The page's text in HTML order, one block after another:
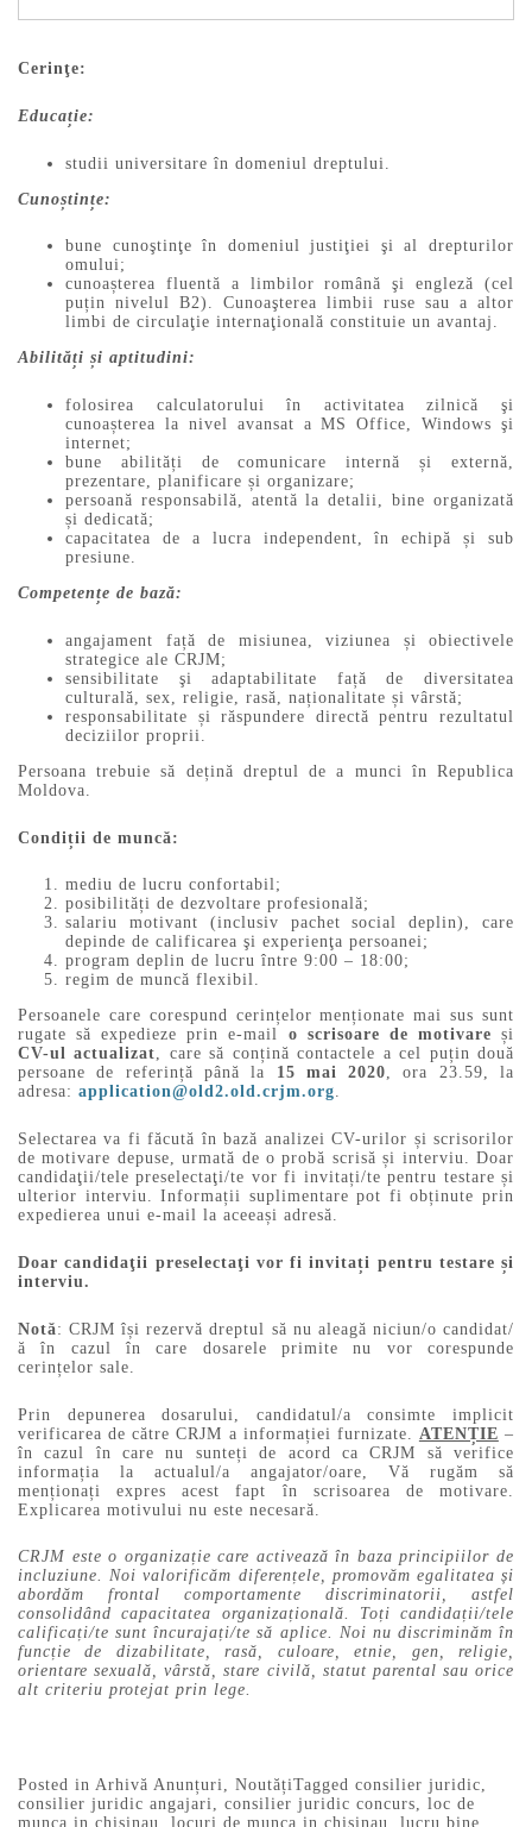
Cerinţe:
Educație:
studii universitare în domeniul dreptului.
Cunoștințe:
bune cunoştinţe în domeniul justiţiei şi al drepturilor
omului;
cunoașterea fluentă a limbilor română şi engleză (cel
puțin nivelul B2). Cunoaşterea limbii ruse sau a altor
limbi de circulaţie internaţională constituie un avantaj.
Abilități și aptitudini:
folosirea calculatorului în activitatea zilnică şi
cunoașterea la nivel avansat a MS Office, Windows şi
internet;
bune abilități de comunicare internă și externă,
prezentare, planificare și organizare;
persoană responsabilă, atentă la detalii, bine organizată
și dedicată;
capacitatea de a lucra independent, în echipă și sub
presiune.
Competențe de bază:
angajament față de misiunea, viziunea și obiectivele
strategice ale CRJM;
sensibilitate şi adaptabilitate față de diversitatea
culturală, sex, religie, rasă, naționalitate și vârstă;
responsabilitate și răspundere directă pentru rezultatul
deciziilor proprii.
Persoana trebuie să dețină dreptul de a munci în Republica
Moldova.
Condiții de muncă:
mediu de lucru confortabil;
posibilități de dezvoltare profesională;
salariu motivant (inclusiv pachet social deplin), care
depinde de calificarea şi experienţa persoanei;
program deplin de lucru între 9:00 – 18:00;
regim de muncă flexibil.
Persoanele care corespund cerințelor menționate mai sus sunt
rugate să expedieze prin e-mail o scrisoare de motivare și
CV-ul actualizat, care să conțină contactele a cel puțin două
persoane de referință până la 15 mai 2020, ora 23.59, la
adresa: application@old2.old.crjm.org.
Selectarea va fi făcută în bază analizei CV-urilor și scrisorilor
de motivare depuse, urmată de o probă scrisă și interviu. Doar
candidaţii/tele preselectaţi/te vor fi invitați/te pentru testare și
ulterior interviu. Informații suplimentare pot fi obținute prin
expedierea unui e-mail la aceeași adresă.
Doar candidaţii preselectaţi vor fi invitați pentru testare și
interviu.
Notă: CRJM își rezervă dreptul să nu aleagă niciun/o candidat/
ă în cazul în care dosarele primite nu vor corespunde
cerințelor sale.
Prin depunerea dosarului, candidatul/a consimte implicit
verificarea de către CRJM a informației furnizate. ATENȚIE –
în cazul în care nu sunteți de acord ca CRJM să verifice
informația la actualul/a angajator/oare, Vă rugăm să
menționați expres acest fapt în scrisoarea de motivare.
Explicarea motivului nu este necesară.
CRJM este o organizație care activează în baza principiilor de
incluziune. Noi valorificăm diferențele, promovăm egalitatea și
abordăm frontal comportamente discriminatorii, astfel
consolidând capacitatea organizațională. Toți candidații/tele
calificați/te sunt încurajați/te să aplice. Noi nu discriminăm în
funcție de dizabilitate, rasă, culoare, etnie, gen, religie,
orientare sexuală, vârstă, stare civilă, statut parental sau orice
alt criteriu protejat prin lege.
Posted in Arhivă Anunțuri, NoutățiTagged consilier juridic,
consilier juridic angajari, consilier juridic concurs, loc de
munca in chisinau
locuri de munca in chisinau lucru bine